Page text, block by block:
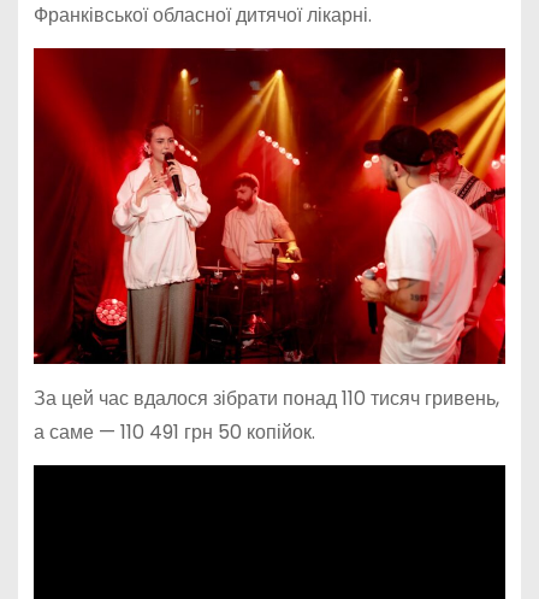
Франківської обласної дитячої лікарні.
За цей час вдалося зібрати понад 110 тисяч гривень,
а саме — 110 491 грн 50 копійок.